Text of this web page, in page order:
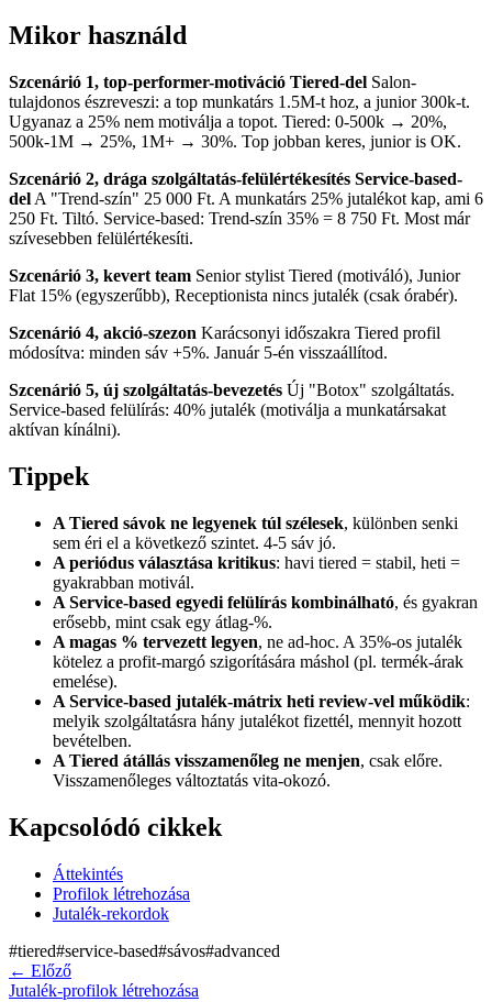
Mikor használd
Szcenárió 1, top-performer-motiváció Tiered-del Salon-
tulajdonos észreveszi: a top munkatárs 1.5M-t hoz, a junior 300k-t.
Ugyanaz a 25% nem motiválja a topot. Tiered: 0-500k → 20%,
500k-1M → 25%, 1M+ → 30%. Top jobban keres, junior is OK.
Szcenárió 2, drága szolgáltatás-felülértékesítés Service-based-
del A "Trend-szín" 25 000 Ft. A munkatárs 25% jutalékot kap, ami 6
250 Ft. Tiltó. Service-based: Trend-szín 35% = 8 750 Ft. Most már
szívesebben felülértékesíti.
Szcenárió 3, kevert team Senior stylist Tiered (motiváló), Junior
Flat 15% (egyszerűbb), Receptionista nincs jutalék (csak órabér).
Szcenárió 4, akció-szezon Karácsonyi időszakra Tiered profil
módosítva: minden sáv +5%. Január 5-én visszaállítod.
Szcenárió 5, új szolgáltatás-bevezetés Új "Botox" szolgáltatás.
Service-based felülírás: 40% jutalék (motiválja a munkatársakat
aktívan kínálni).
Tippek
A Tiered sávok ne legyenek túl szélesek, különben senki
sem éri el a következő szintet. 4-5 sáv jó.
A periódus választása kritikus: havi tiered = stabil, heti =
gyakrabban motivál.
A Service-based egyedi felülírás kombinálható, és gyakran
erősebb, mint csak egy átlag-%.
A magas % tervezett legyen, ne ad-hoc. A 35%-os jutalék
kötelez a profit-margó szigorítására máshol (pl. termék-árak
emelése).
A Service-based jutalék-mátrix heti review-vel működik:
melyik szolgáltatásra hány jutalékot fizettél, mennyit hozott
bevételben.
A Tiered átállás visszamenőleg ne menjen, csak előre.
Visszamenőleges változtatás vita-okozó.
Kapcsolódó cikkek
Áttekintés
Profilok létrehozása
Jutalék-rekordok
#tiered#service-based#sávos#advanced
← Előző
Jutalék-profilok létrehozása